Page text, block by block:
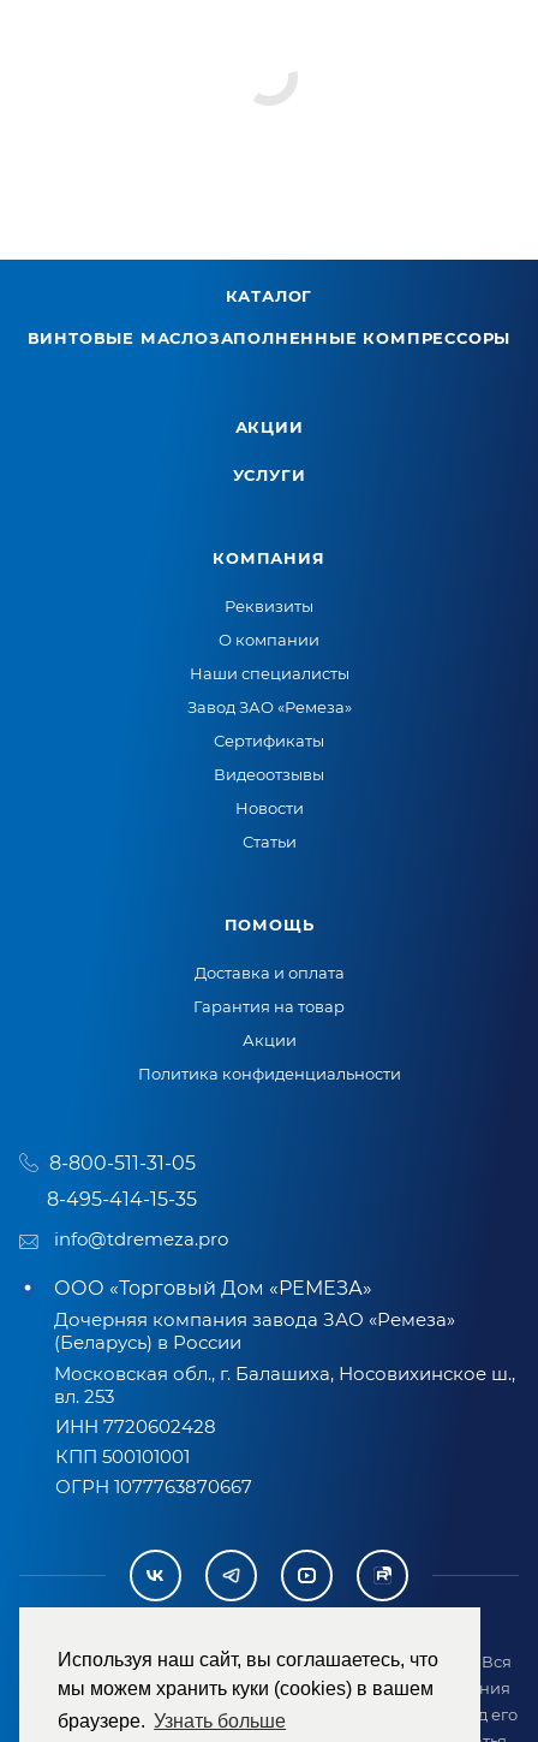
Используя наш сайт, вы соглашаетесь, что
мы можем хранить куки (cookies) в вашем
браузере. Узнать больше
КАТАЛОГ
ВИНТОВЫЕ МАСЛОЗАПОЛНЕННЫЕ КОМПРЕССОРЫ
АКЦИИ
УСЛУГИ
КОМПАНИЯ
Реквизиты
О компании
Наши специалисты
Завод ЗАО «Ремеза»
Сертификаты
Видеоотзывы
Новости
Статьи
ПОМОЩЬ
Доставка и оплата
Гарантия на товар
Акции
Политика конфиденциальности
8-800-511-31-05
8-495-414-15-35
info@tdremeza.pro
ООО «Торговый Дом «РЕМЕЗА»
Дочерняя компания завода ЗАО «Ремеза»
(Беларусь) в России
Московская обл., г. Балашиха, Носовихинское ш.,
вл. 253
ИНН 7720602428
КПП 500101001
ОГРН 1077763870667
2007-2026 © ООО «ТД «РЕМЕЗА». Все права защищены. Вся
информация на сайте размещена в целях предоставления
возможности покупателю ознакомиться с товаром перед его